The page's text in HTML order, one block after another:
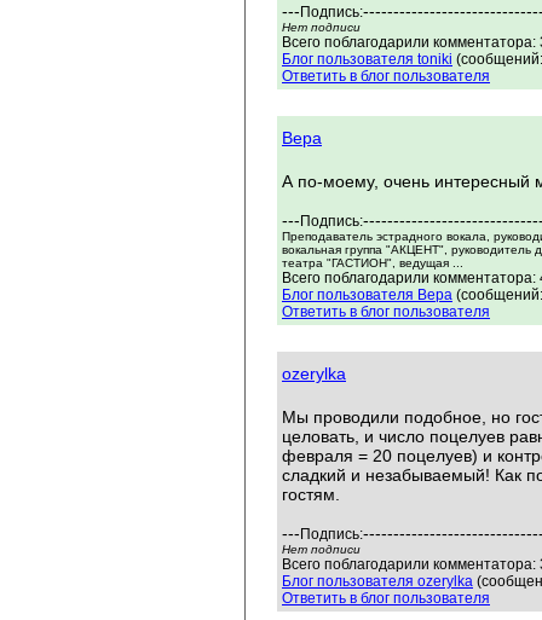
--- Подпись:
Нет подписи
Всего поблагодарили
Блог пользователя toniki
Ответить в блог пользователя
Вера
А по-моему, очень интересный
--- Подпись:
Преподаватель эстрадного вокала,
вокальная группа "АКЦЕНТ", руководитель
театра "ГАСТИОН", ведущая ...
Всего поблагодарили
Блог пользователя Вера
Ответить в блог пользователя
ozerylka
Мы проводили подобное, но
целовать, и число поцелуев
февраля = 20 поцелуев) и
сладкий и незабываемый! Как
гостям.
--- Подпись:
Нет подписи
Всего поблагодарили
Блог пользователя ozerylka
Ответить в блог пользователя